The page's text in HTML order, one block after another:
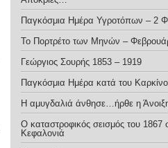
Παγκόσμια Ημέρα Υγροτόπων – 2
Το Πορτρέτο των Μηνών –
Γεώργιος Σουρής 1853 – 1919
Παγκόσμια Ημέρα κατά του
Η αμυγδαλιά άνθησε…ήρθε η
Ο καταστροφικός σεισμός του 1867
Κεφαλονιά